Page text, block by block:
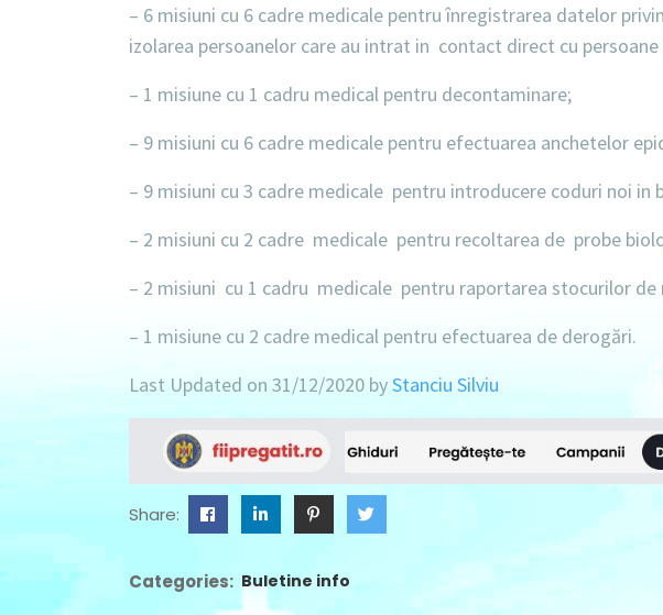
– 6 misiuni cu 6 cadre medicale pentru înregistrarea datelor
izolarea persoanelor care au intrat in contact direct cu persoane
– 1 misiune cu 1 cadru medical pentru decontaminare;
– 9 misiuni cu 6 cadre medicale pentru efectuarea anchetelor
– 9 misiuni cu 3 cadre medicale pentru introducere coduri noi in
– 2 misiuni cu 2 cadre medicale pentru recoltarea de probe
– 2 misiuni cu 1 cadru medicale pentru raportarea stocurilor de
– 1 misiune cu 2 cadre medical pentru efectuarea de derogări.
Last Updated on 31/12/2020 byStanciu Silviu
Share:
Categories: Buletine info